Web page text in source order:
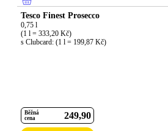
Tesco Finest Prosecco
0,75 l
(1 l = 333,20 Kč)
s Clubcard: (1 l = 199,87 Kč)
Běžná
cena
249 90